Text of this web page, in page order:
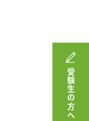
受験生の方へ